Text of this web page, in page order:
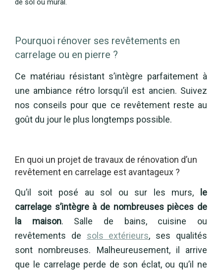
de sol ou mural.
Pourquoi rénover ses revêtements en
carrelage ou en pierre ?
Ce matériau résistant s’intègre parfaitement à
une ambiance rétro lorsqu’il est ancien. Suivez
nos conseils pour que ce revêtement reste au
goût du jour le plus longtemps possible.
En quoi un projet de travaux de rénovation d’un
revêtement en carrelage est avantageux ?
Qu’il soit posé au sol ou sur les murs, le
carrelage s’intègre à de nombreuses pièces de
la maison. Salle de bains, cuisine ou
revêtements de sols extérieurs, ses qualités
sont nombreuses. Malheureusement, il arrive
que le carrelage perde de son éclat, ou qu’il ne